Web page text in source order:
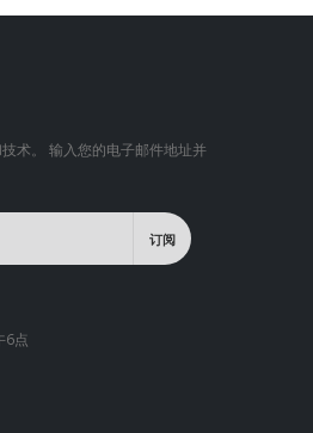
术。 输入您的电子邮件地址并
6点